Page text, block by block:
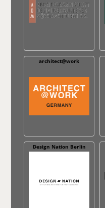
architect@work
Design Nation Berlin